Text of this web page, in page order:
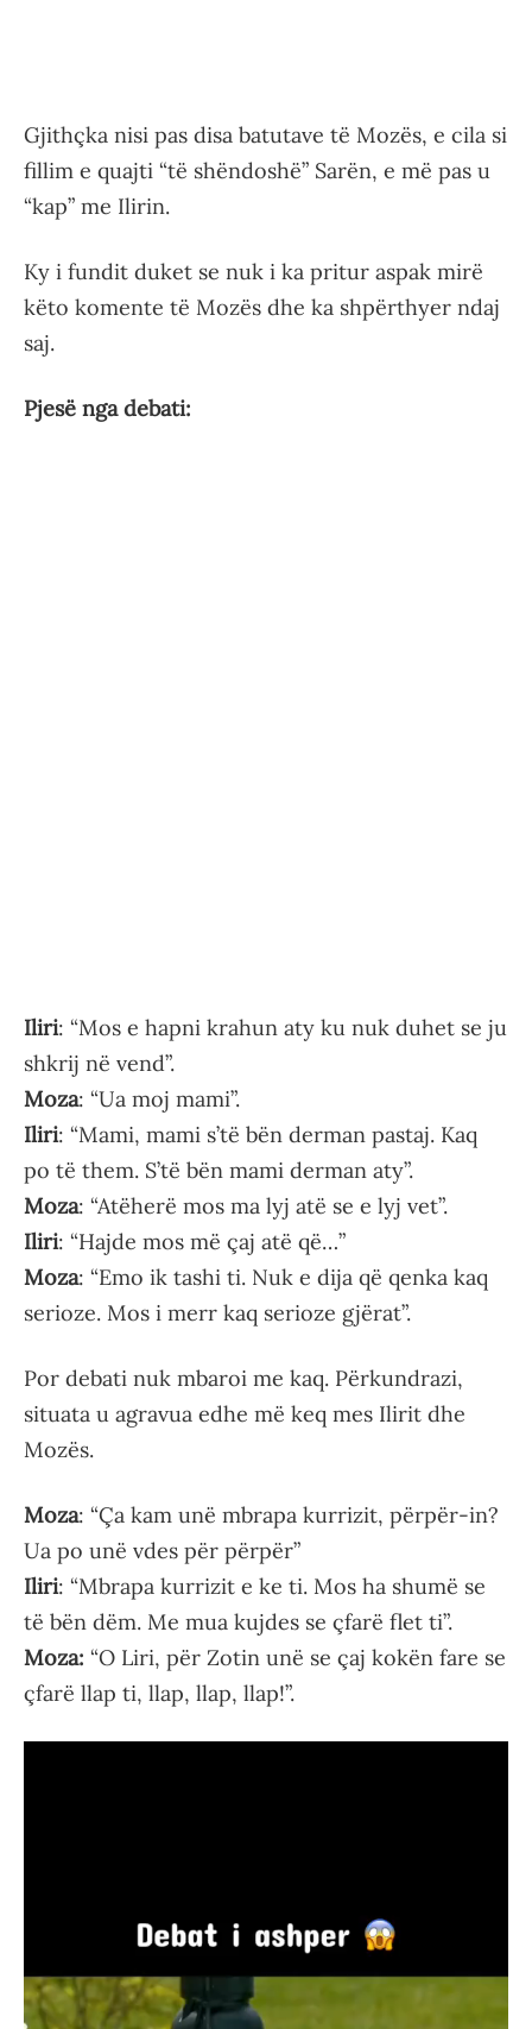
Gjithçka nisi pas disa batutave të Mozës, e cila si
fillim e quajti “të shëndoshë” Sarën, e më pas u
“kap” me Ilirin.
Ky i fundit duket se nuk i ka pritur aspak mirë
këto komente të Mozës dhe ka shpërthyer ndaj
saj.
Pjesë nga debati:
Iliri: “Mos e hapni krahun aty ku nuk duhet se ju
shkrij në vend”.
Moza: “Ua moj mami”.
Iliri: “Mami, mami s’të bën derman pastaj. Kaq
po të them. S’të bën mami derman aty”.
Moza: “Atëherë mos ma lyj atë se e lyj vet”.
Iliri: “Hajde mos më çaj atë që…”
Moza: “Emo ik tashi ti. Nuk e dija që qenka kaq
serioze. Mos i merr kaq serioze gjërat”.
Por debati nuk mbaroi me kaq. Përkundrazi,
situata u agravua edhe më keq mes Ilirit dhe
Mozës.
Moza: “Ça kam unë mbrapa kurrizit, përpër-in?
Ua po unë vdes për përpër”
Iliri: “Mbrapa kurrizit e ke ti. Mos ha shumë se
të bën dëm. Me mua kujdes se çfarë flet ti”.
Moza: “O Liri, për Zotin unë se çaj kokën fare se
çfarë llap ti, llap, llap, llap!”.